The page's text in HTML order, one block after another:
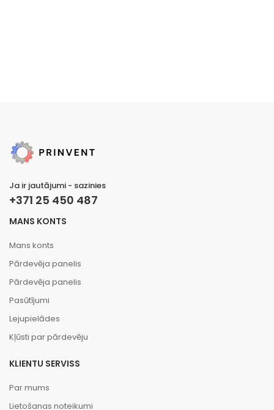
Ja ir jautājumi - sazinies
+371 25 450 487
MANS KONTS
Mans konts
Pārdevēja panelis
Pārdevēja panelis
Pasūtījumi
Lejupielādes
Kļūsti par pārdevēju
KLIENTU SERVISS
Par mums
Lietošanas noteikumi